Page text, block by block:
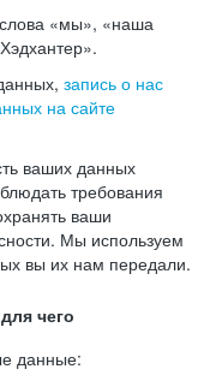
слова «мы», «наша
запись о нас
на сайте
ваших данных
требования
ваши
Мы используем
вы их нам передали.
чего
данные: